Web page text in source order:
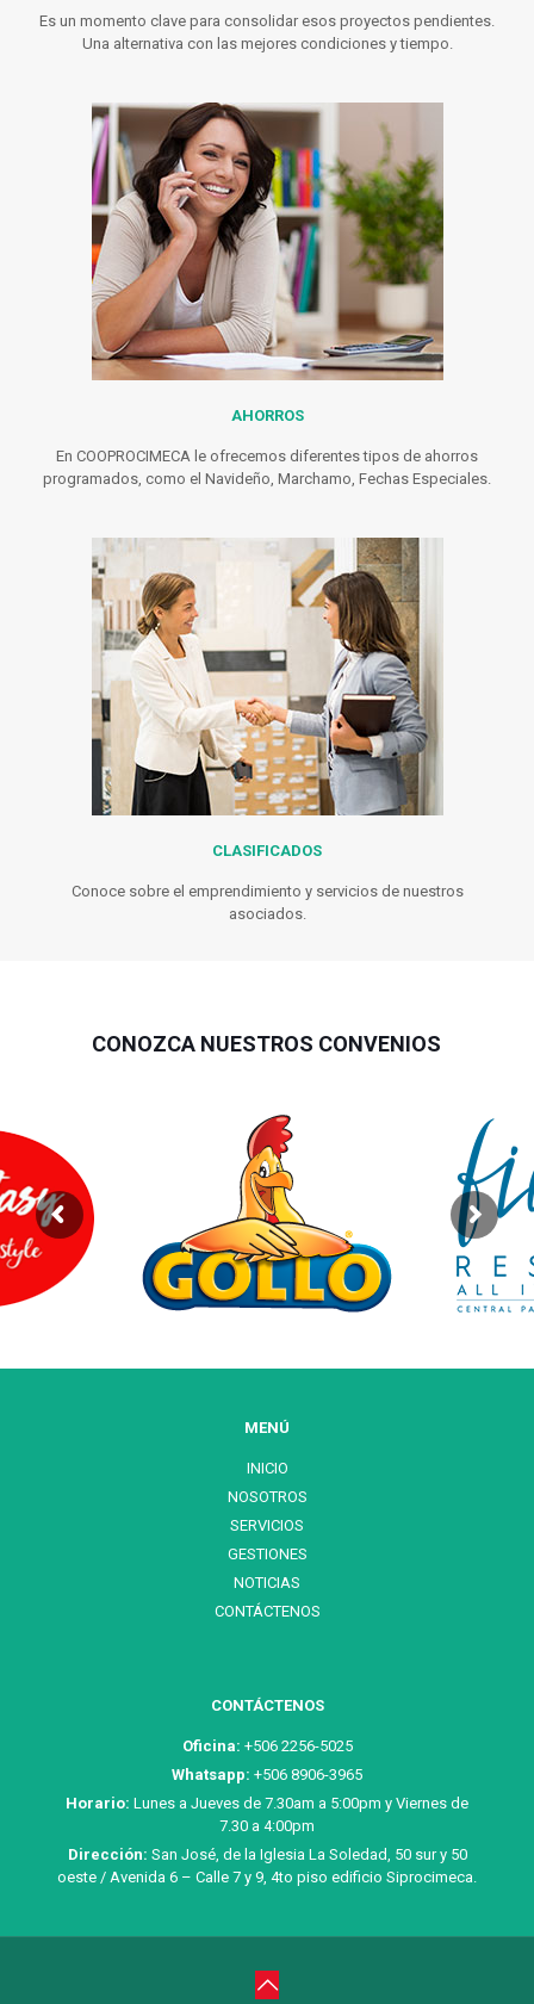
Es un momento clave para consolidar esos proyectos pendientes.
Una alternativa con las mejores condiciones y tiempo.
AHORROS
En COOPROCIMECA le ofrecemos diferentes tipos de ahorros
programados, como el Navideño, Marchamo, Fechas Especiales.
CLASIFICADOS
Conoce sobre el emprendimiento y servicios de nuestros
asociados.
CONOZCA NUESTROS CONVENIOS
MENÚ
INICIO
NOSOTROS
SERVICIOS
GESTIONES
NOTICIAS
CONTÁCTENOS
CONTÁCTENOS
Oficina: +506 2256-5025
Whatsapp: +506 8906-3965
Horario: Lunes a Jueves de 7.30am a 5:00pm y Viernes de
7.30 a 4:00pm
Dirección: San José, de la Iglesia La Soledad, 50 sur y 50
oeste / Avenida 6 – Calle 7 y 9, 4to piso edificio Siprocimeca.